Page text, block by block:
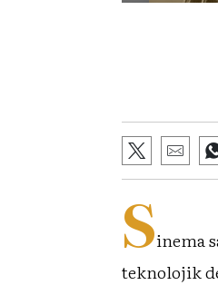
Sinema
teknolojik